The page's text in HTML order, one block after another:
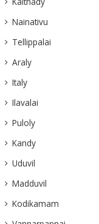
Nainativu
Tellippalai
Araly
Italy
Ilavalai
Puloly
Kandy
Uduvil
Madduvil
Kodikamam